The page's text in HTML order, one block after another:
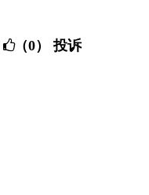
（0） 投诉